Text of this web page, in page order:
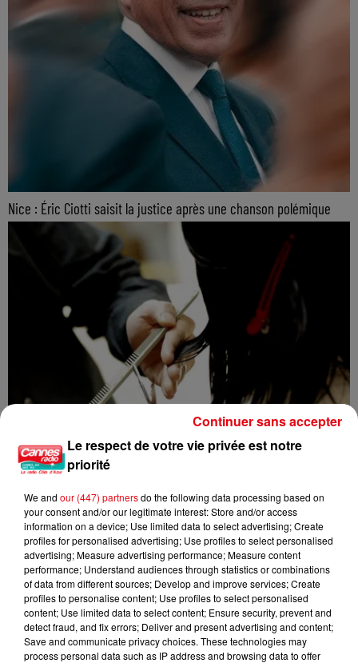
Nice : Éric Ciotti saisit la justice après une chanson polémique
Nice : un salon de coiffure fermé après un contrôle
Le respect de votre vie privée est notre
priorité
We and our (447) partnersdo the following data processing based on
your consent and/or our legitimate interest: Store and/or access
information on a device; Use limited data to select advertising; Create
profiles for personalised advertising; Use profiles to select personalised
advertising; Measure advertising performance; Measure content
performance; Understand audiences through statistics or combinations
of data from different sources; Develop and improve services; Create
profiles to personalise content; Use profiles to select personalised
content; Use limited data to select content; Ensure security, prevent and
detect fraud, and fix errors; Deliver and present advertising and content;
Save and communicate privacy choices. These technologies may
process personal data such as IP address and browsing data to offer
Continuer sans accepter